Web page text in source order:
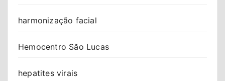
harmonização facial
Hemocentro São Lucas
hepatites virais